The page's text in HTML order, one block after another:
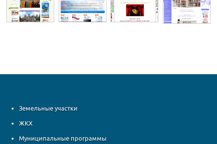
Земельные участки
ЖКХ
Муниципальные программы